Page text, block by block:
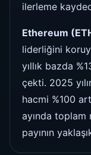
ilerleme
Ethereum
liderliğini
yıllık bazda
çekti. 2025
hacmi %100
ayında
payının